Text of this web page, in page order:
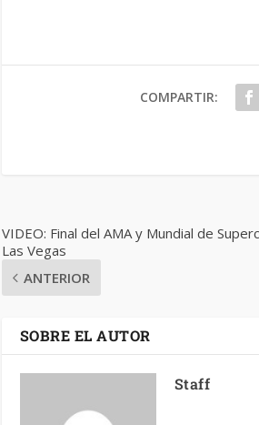
COMPARTIR:
VIDEO: Final del AMA y Mundial de
Las Vegas
ANTERIOR
SOBRE EL AUTOR
Staff